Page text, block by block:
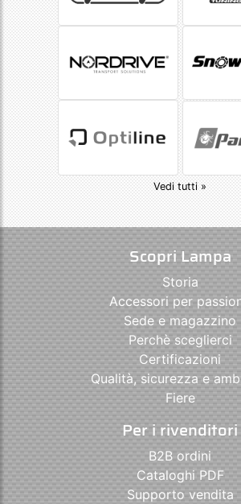
Vedi tutti »
Scopri Lampa
Storia
Accessori per
Sede e magazzino
Perchè sceglierci
Certificazioni
Qualità, sicurezza e
Fiere
Per i rivenditori
B2B ordini
Cataloghi PDF
Supporto vendita